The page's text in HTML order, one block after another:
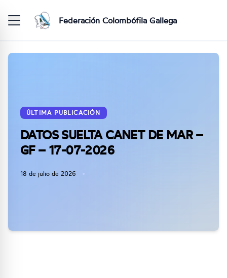
Federación Colombófila Gallega
ÚLTIMA PUBLICACIÓN
DATOS SUELTA CANET DE MAR –
GF – 17-07-2026
18 de julio de 2026 •